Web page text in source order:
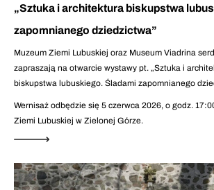
„Sztuka i architektura biskupstwa
zapomnianego dziedzictwa”
Muzeum Ziemi Lubuskiej oraz Museum Viadrina
zapraszają na otwarcie wystawy pt. „Sztuka i
biskupstwa lubuskiego. Śladami zapomnianego
Wernisaż odbędzie się 5 czerwca 2026, o godz.
Ziemi Lubuskiej w Zielonej Górze.